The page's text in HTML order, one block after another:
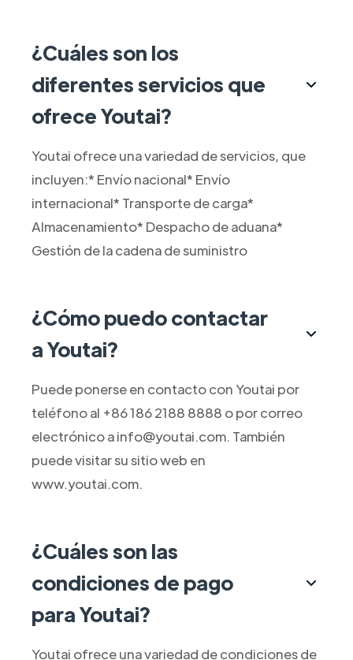
¿Cuáles son los
diferentes servicios que
ofrece Youtai?
Youtai ofrece una variedad de servicios, que
incluyen:* Envío nacional* Envío
internacional* Transporte de carga*
Almacenamiento* Despacho de aduana*
Gestión de la cadena de suministro
¿Cómo puedo contactar
a Youtai?
Puede ponerse en contacto con Youtai por
teléfono al +86 186 2188 8888 o por correo
electrónico a info@youtai.com. También
puede visitar su sitio web en
www.youtai.com.
¿Cuáles son las
condiciones de pago
para Youtai?
Youtai ofrece una variedad de condiciones de